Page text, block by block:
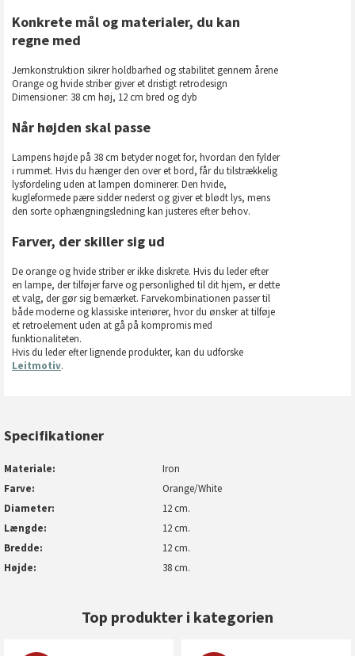
Konkrete mål og materialer, du kan
regne med
Jernkonstruktion sikrer holdbarhed og stabilitet gennem årene
Orange og hvide striber giver et dristigt retrodesign
Dimensioner: 38 cm høj, 12 cm bred og dyb
Når højden skal passe
Lampens højde på 38 cm betyder noget for, hvordan den fylder
i rummet. Hvis du hænger den over et bord, får du tilstrækkelig
lysfordeling uden at lampen dominerer. Den hvide,
kugleformede pære sidder nederst og giver et blødt lys, mens
den sorte ophængningsledning kan justeres efter behov.
Farver, der skiller sig ud
De orange og hvide striber er ikke diskrete. Hvis du leder efter
en lampe, der tilføjer farve og personlighed til dit hjem, er dette
et valg, der gør sig bemærket. Farvekombinationen passer til
både moderne og klassiske interiører, hvor du ønsker at tilføje
et retroelement uden at gå på kompromis med
funktionaliteten.
Hvis du leder efter lignende produkter, kan du udforske
Leitmotiv.
Specifikationer
Materiale
Iron
Farve
Orange/White
Diameter
12 cm.
Længde
12 cm.
Bredde
12 cm.
Højde
38 cm.
Top produkter i kategorien